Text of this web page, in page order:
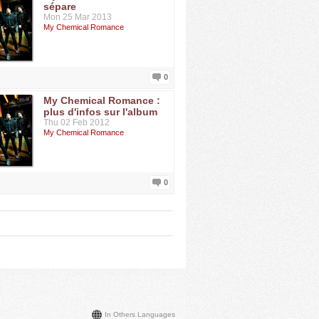
sépare
Mon 25 Mar 2013
My Chemical Romance
0
My Chemical Romance :
plus d'infos sur l'album
Thu 02 Feb 2012
My Chemical Romance
0
In Others Languages